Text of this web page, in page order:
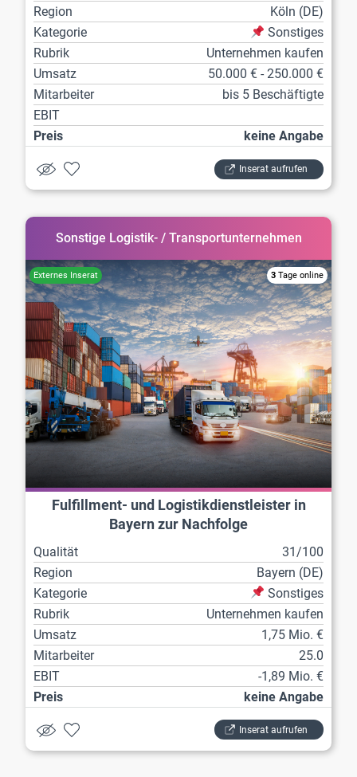
Region
Köln (DE)
Kategorie
Sonstiges
Rubrik
Unternehmen kaufen
Umsatz
50.000 € - 250.000 €
Mitarbeiter
bis 5 Beschäftigte
EBIT
Preis
keine Angabe
Inserat aufrufen
Sonstige Logistik- / Transportunternehmen
3 Tage online
Fulfillment- und Logistikdienstleister in
Bayern zur Nachfolge
Qualität
31/100
Region
Bayern (DE)
Kategorie
Sonstiges
Rubrik
Unternehmen kaufen
Umsatz
1,75 Mio. €
Mitarbeiter
25.0
EBIT
-1,89 Mio. €
Preis
keine Angabe
Inserat aufrufen